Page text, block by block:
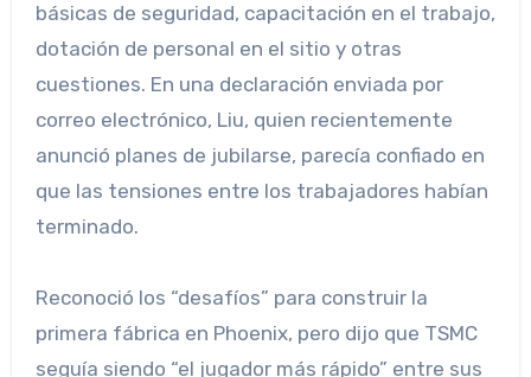
básicas de seguridad, capacitación en el trabajo,
dotación de personal en el sitio y otras
cuestiones. En una declaración enviada por
correo electrónico, Liu, quien recientemente
anunció planes de jubilarse, parecía confiado en
que las tensiones entre los trabajadores habían
terminado.
Reconoció los “desafíos” para construir la
primera fábrica en Phoenix, pero dijo que TSMC
seguía siendo “el jugador más rápido” entre sus